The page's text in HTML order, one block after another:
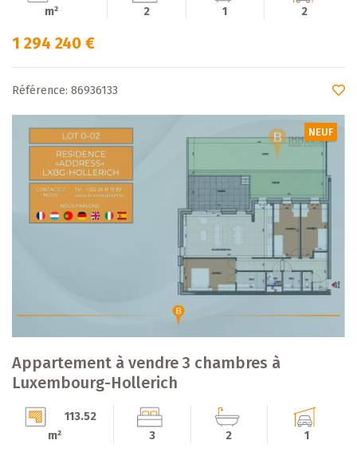
m²
2 1 2
1 294 240 €
Référence: 86936133
NEUF
Appartement à vendre 3 chambres à
Luxembourg-Hollerich
113.52
m²
3 2 1